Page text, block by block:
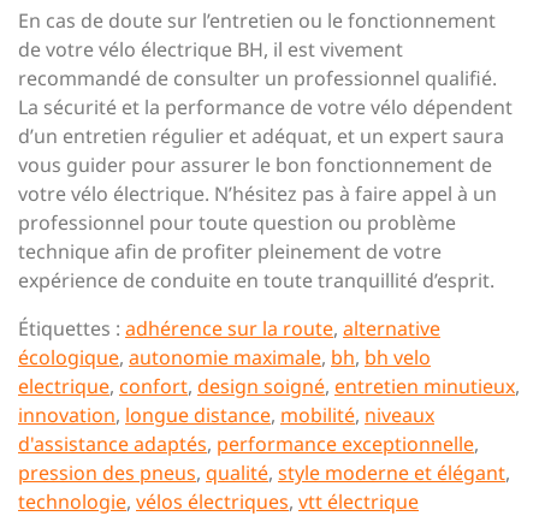
En cas de doute sur l’entretien ou le fonctionnement
de votre vélo électrique BH, il est vivement
recommandé de consulter un professionnel qualifié.
La sécurité et la performance de votre vélo dépendent
d’un entretien régulier et adéquat, et un expert saura
vous guider pour assurer le bon fonctionnement de
votre vélo électrique. N’hésitez pas à faire appel à un
professionnel pour toute question ou problème
technique afin de profiter pleinement de votre
expérience de conduite en toute tranquillité d’esprit.
Étiquettes : adhérence sur la route, alternative
écologique, autonomie maximale, bh, bh velo
electrique, confort, design soigné, entretien minutieux,
innovation, longue distance, mobilité, niveaux
d'assistance adaptés, performance exceptionnelle,
pression des pneus, qualité, style moderne et élégant,
technologie, vélos électriques, vtt électrique